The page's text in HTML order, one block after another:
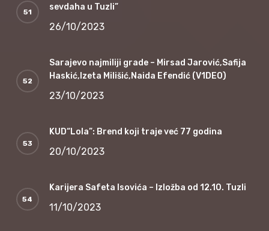
sevdaha u Tuzli”
26/10/2023
Sarajevo najmiliji grade – Mirsad Jarović,Safija
Haskić,Izeta Milišić,Naida Efendić (V1DEO)
23/10/2023
KUD“Lola”: Brend koji traje već 77 godina
20/10/2023
Karijera Safeta Isovića – Izložba od 12.10. Tuzli
11/10/2023